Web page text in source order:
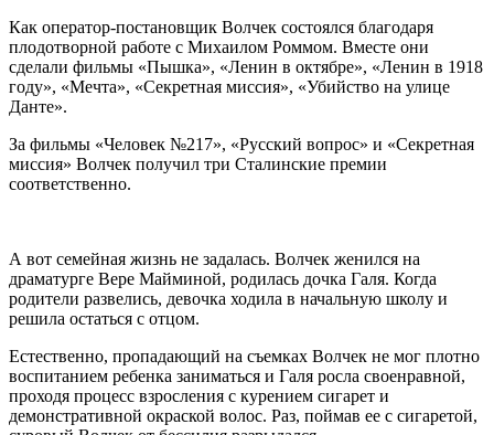
Как оператор-постановщик Волчек состоялся благодаря
плодотворной работе с Михаилом Роммом. Вместе они
сделали фильмы «Пышка», «Ленин в октябре», «Ленин в 1918
году», «Мечта», «Секретная миссия», «Убийство на улице
Данте».
За фильмы «Человек №217», «Русский вопрос» и «Секретная
миссия» Волчек получил три Сталинские премии
соответственно.
А вот семейная жизнь не задалась. Волчек женился на
драматурге Вере Майминой, родилась дочка Галя. Когда
родители развелись, девочка ходила в начальную школу и
решила остаться с отцом.
Естественно, пропадающий на съемках Волчек не мог плотно
воспитанием ребенка заниматься и Галя росла своенравной,
проходя процесс взросления с курением сигарет и
демонстративной окраской волос. Раз, поймав ее с сигаретой,